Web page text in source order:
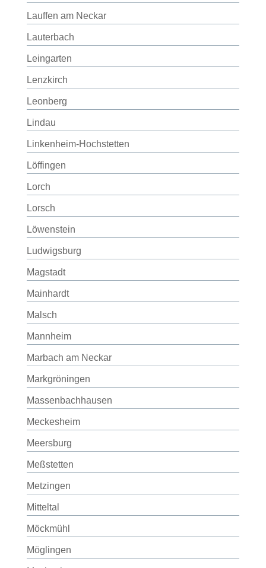
Lauffen am Neckar
Lauterbach
Leingarten
Lenzkirch
Leonberg
Lindau
Linkenheim-Hochstetten
Löffingen
Lorch
Lorsch
Löwenstein
Ludwigsburg
Magstadt
Mainhardt
Malsch
Mannheim
Marbach am Neckar
Markgröningen
Massenbachhausen
Meckesheim
Meersburg
Meßstetten
Metzingen
Mitteltal
Möckmühl
Möglingen